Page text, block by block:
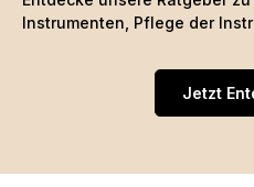
Instrumenten, Pflege der
Jetzt